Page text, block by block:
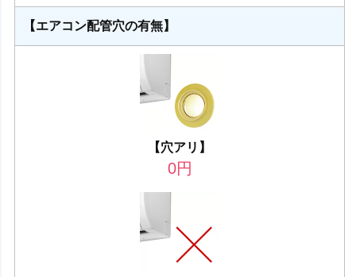
【エアコン配管穴の有無】
【穴アリ】
0円